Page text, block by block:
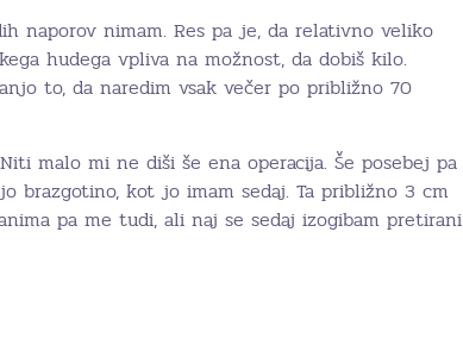
naporov nimam. Res pa je, da relativno veliko
hudega vpliva na možnost, da dobiš kilo.
to, da naredim vsak večer po približno 70
malo mi ne diši še ena operacija. Še posebej pa
brazgotino, kot jo imam sedaj. Ta približno 3 cm
pa me tudi, ali naj se sedaj izogibam pretirani